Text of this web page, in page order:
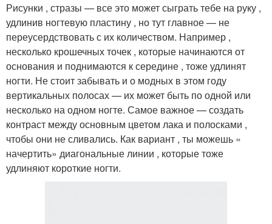
Рисунки , стразы — все это может сыграть тебе на руку ,
удлинив ногтевую пластину , но тут главное — не
переусердствовать с их количеством. Например ,
несколько крошечных точек , которые начинаются от
основания и поднимаются к середине , тоже удлинят
ногти. Не стоит забывать и о модных в этом году
вертикальных полосах — их может быть по одной или
несколько на одном ногте. Самое важное — создать
контраст между основным цветом лака и полосками ,
чтобы они не сливались. Как вариант , ты можешь «
начертить» диагональные линии , которые тоже
удлиняют короткие ногти.